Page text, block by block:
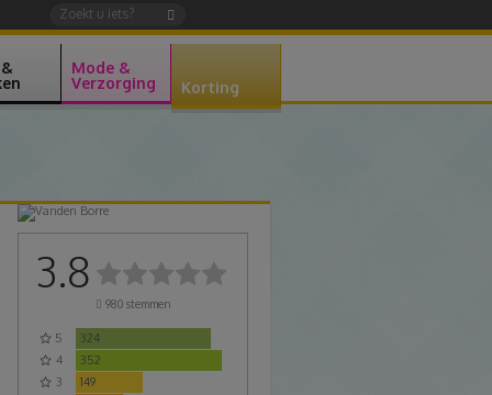
Mode &
Verzorging
Korting
3.8
980 stemmen
5
324
4
352
3
149